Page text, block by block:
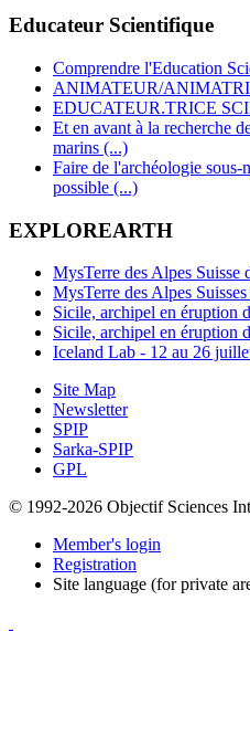
Educateur Scientifique
Comprendre l'Education
ANIMATEUR/
EDUCATEUR.TRICE
Et en avant à la recherche
marins (...)
Faire de l'archéologie sous-
possible (...)
EXPLOREARTH
MysTerre des Alpes
MysTerre des Alpes
Sicile, archipel en éruption
Sicile, archipel en éruption
Iceland Lab - 12 au 26
Site Map
Newsletter
SPIP
Sarka-SPIP
GPL
© 1992-2026 Objectif Sciences
Member's login
Registration
Site language (for private